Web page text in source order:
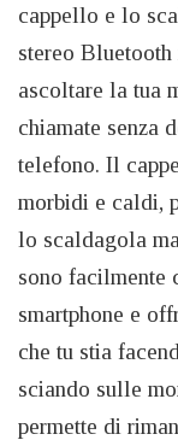
cappello e lo
stereo
ascoltare la tua
chiamate senza
telefono. Il
morbidi e caldi,
lo scaldagola
sono
smartphone e
che tu stia
sciando sulle
permette di